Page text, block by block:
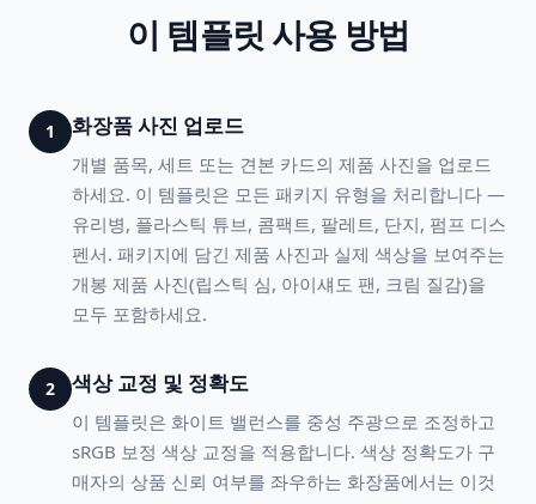
이 템플릿 사용 방법
1 화장품 사진 업로드
개별 품목, 세트 또는 견본 카드의 제품 사진을 업로드
하세요. 이 템플릿은 모든 패키지 유형을 처리합니다 —
유리병, 플라스틱 튜브, 콤팩트, 팔레트, 단지, 펌프 디스
펜서. 패키지에 담긴 제품 사진과 실제 색상을 보여주는
개봉 제품 사진(립스틱 심, 아이섀도 팬, 크림 질감)을
모두 포함하세요.
2 색상 교정 및 정확도
이 템플릿은 화이트 밸런스를 중성 주광으로 조정하고
sRGB 보정 색상 교정을 적용합니다. 색상 정확도가 구
매자의 상품 신뢰 여부를 좌우하는 화장품에서는 이것